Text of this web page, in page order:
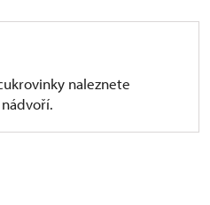
naleznete